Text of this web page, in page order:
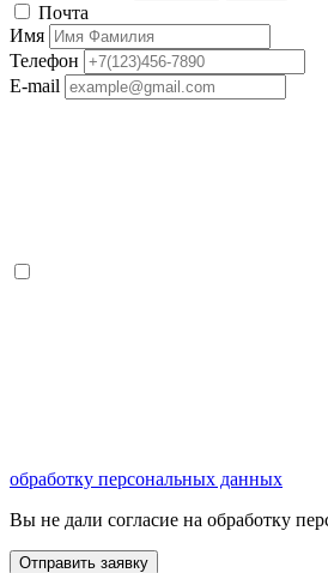
Почта
Имя
Телефон
E-mail
обработку персональных данных
Вы не дали согласие на обработку
Отправить заявку